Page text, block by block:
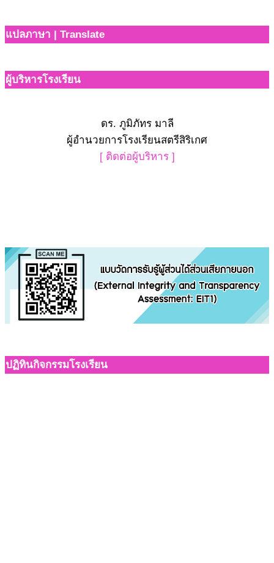
แปลภาษา | Translate
ผู้บริหารโรงเรียน
ดร. ภูมิภัทร มาลี
ผู้อำนวยการโรงเรียนสตรีสิริเกศ
[ ติดต่อผู้บริหาร ]
ปฏิทินกิจกรรมโรงเรียน